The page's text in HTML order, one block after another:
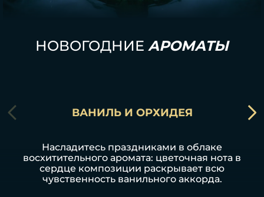
НОВОГОДНИЕ АРОМАТЫ
ВАНИЛЬ И ОРХИДЕЯ
Насладитесь праздниками в облаке
восхитительного аромата: цветочная нота в
сердце композиции раскрывает всю
чувственность ванильного аккорда.